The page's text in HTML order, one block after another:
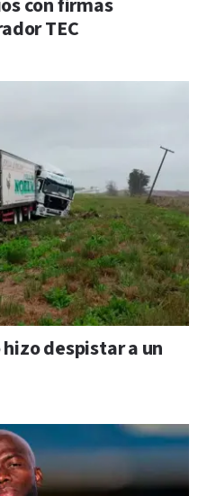
con firmas
TEC
despistar a un